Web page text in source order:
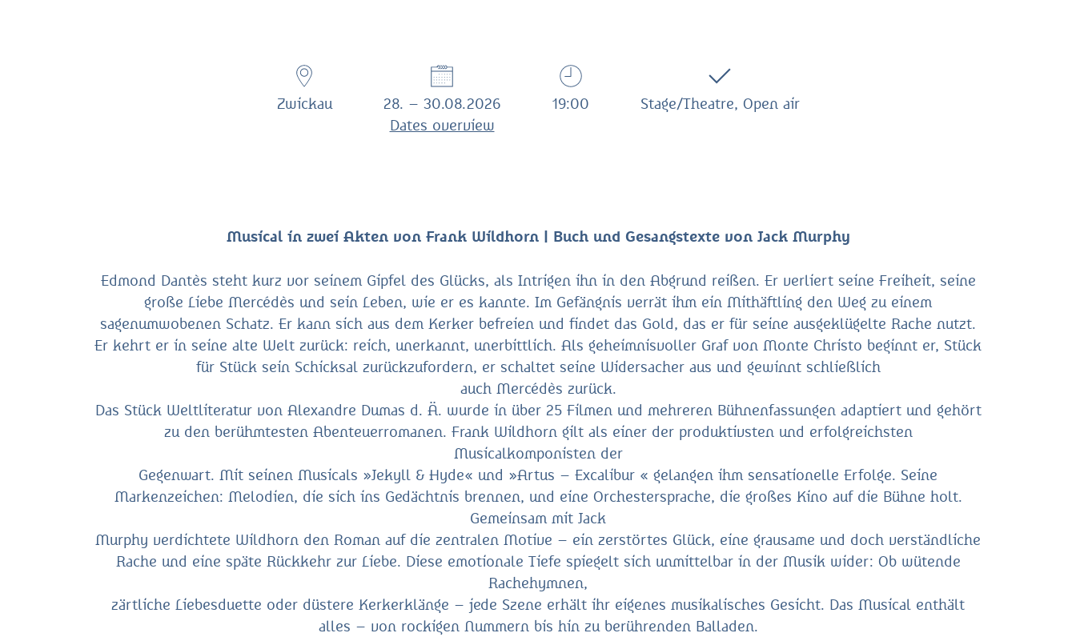
Zwickau
28. – 30.08.2026
Dates overview
19:00 Stage/Theatre, Open air
Musical in zwei Akten von Frank Wildhorn | Buch und Gesangstexte von Jack Murphy
Edmond Dantès steht kurz vor seinem Gipfel des Glücks, als Intrigen ihn in den Abgrund reißen. Er verliert seine Freiheit, seine
große Liebe Mercédès und sein Leben, wie er es kannte. Im Gefängnis verrät ihm ein Mithäftling den Weg zu einem
sagenumwobenen Schatz. Er kann sich aus dem Kerker befreien und findet das Gold, das er für seine ausgeklügelte Rache nutzt.
Er kehrt er in seine alte Welt zurück: reich, unerkannt, unerbittlich. Als geheimnisvoller Graf von Monte Christo beginnt er, Stück
für Stück sein Schicksal zurückzufordern, er schaltet seine Widersacher aus und gewinnt schließlich
auch Mercédès zurück.
Das Stück Weltliteratur von Alexandre Dumas d. Ä. wurde in über 25 Filmen und mehreren Bühnenfassungen adaptiert und gehört
zu den berühmtesten Abenteuerromanen. Frank Wildhorn gilt als einer der produktivsten und erfolgreichsten
Musicalkomponisten der
Gegenwart. Mit seinen Musicals »Jekyll & Hyde« und »Artus – Excalibur « gelangen ihm sensationelle Erfolge. Seine
Markenzeichen: Melodien, die sich ins Gedächtnis brennen, und eine Orchestersprache, die großes Kino auf die Bühne holt.
Gemeinsam mit Jack
Murphy verdichtete Wildhorn den Roman auf die zentralen Motive – ein zerstörtes Glück, eine grausame und doch verständliche
Rache und eine späte Rückkehr zur Liebe. Diese emotionale Tiefe spiegelt sich unmittelbar in der Musik wider: Ob wütende
Rachehymnen,
zärtliche Liebesduette oder düstere Kerkerklänge – jede Szene erhält ihr eigenes musikalisches Gesicht. Das Musical enthält
alles – von rockigen Nummern bis hin zu berührenden Balladen.